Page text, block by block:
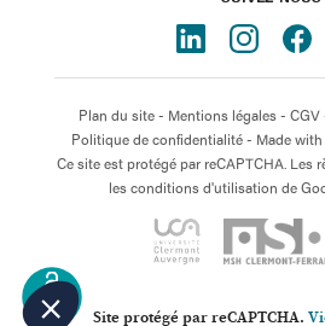
OPEN
ACCESS
Plan du site- Mentions légales- CGV
Politique de confidentialité- Made with
Ce site est protégé par reCAPTCHA. Les
les conditions d'utilisation de
Site protégé par reCAPTCHA.